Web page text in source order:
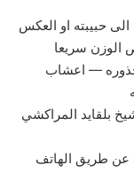
حبيبته او العكس
الوزن سريعا
— اعشاب
بلقايد المراكشي
طريق الهاتف